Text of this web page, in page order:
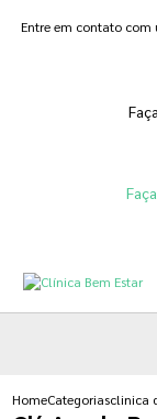
Entre em contato com
HomeCategoriasclinica